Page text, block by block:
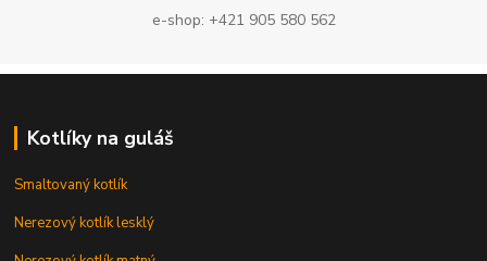
e-shop: +421 905 580 562
Kotlíky na guláš
Smaltovaný kotlík
Nerezový kotlík lesklý